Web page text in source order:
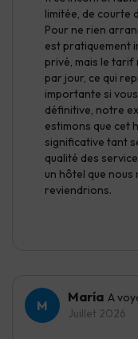
limitée, de courte
Pour ne rien
est pratiquement
privé, mais le tarif
par jour, ce qui
importante si
définitive, notre
estimons que cet
significative tant
qualité des
un hôtel que
reviendrions.
María A
Juillet 2026